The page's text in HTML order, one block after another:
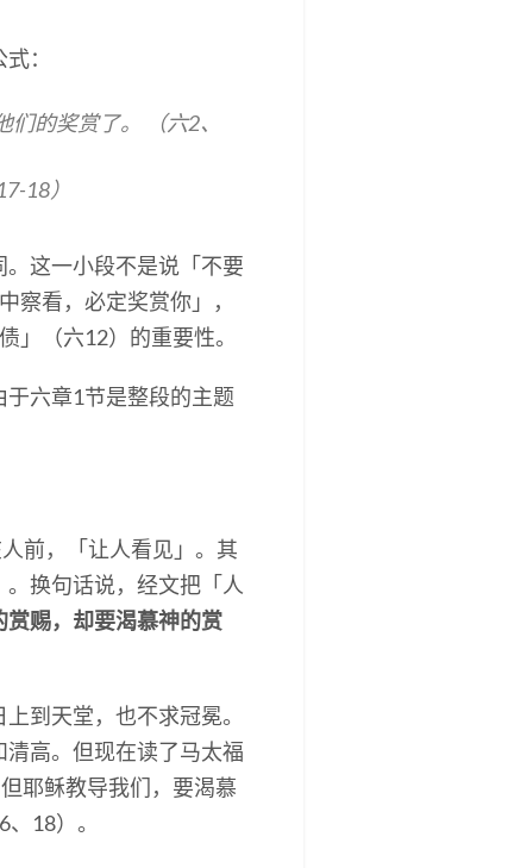
：
的奖赏了。 （六2、
18）
这一小段不是说「不要
察看，必定奖赏你」，
」（六12）的重要性。
六章1节是整段的主题
前，「让人看见」。其
换句话说，经文把「人
赐，却要渴慕神的赏
到天堂，也不求冠冕。
高。但现在读了马太福
耶稣教导我们，要渴慕
18）。